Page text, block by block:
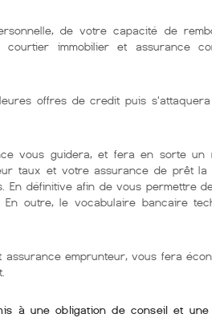
de votre capacité de
immobilier et assurance
offres de credit puis
vous guidera, et fera en sorte un
taux et votre assurance de prêt la
En définitive afin de vous permettre
outre, le vocabulaire bancaire
emprunteur, vous fera
à une obligation de conseil et